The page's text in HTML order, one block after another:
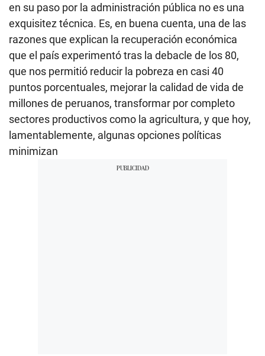
en su paso por la administración pública no es una
exquisitez técnica. Es, en buena cuenta, una de las
razones que explican la recuperación económica
que el país experimentó tras la debacle de los 80,
que nos permitió reducir la pobreza en casi 40
puntos porcentuales, mejorar la calidad de vida de
millones de peruanos, transformar por completo
sectores productivos como la agricultura, y que hoy,
lamentablemente, algunas opciones políticas
minimizan